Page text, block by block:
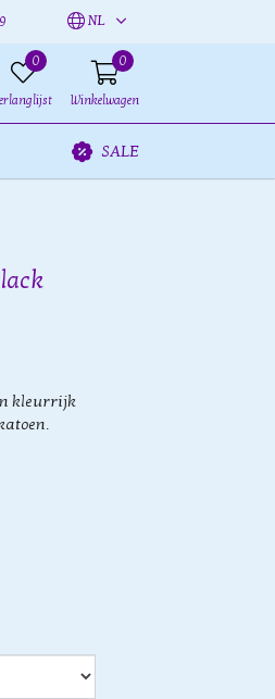
NL
0 0
Winkelwagen
SALE
kleurrijk